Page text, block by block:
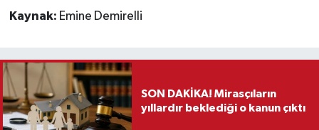
Kaynak: Emine Demirelli
SON DAKİKA! Mirasçıların
yıllardır beklediği o kanun çıktı